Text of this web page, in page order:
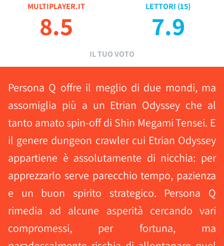
MULTIPLAYER.IT
8.5
LETTORI (15)
7.9
IL TUO VOTO
Persona Q offre il meglio di due mondi, ma
assomiglia più a un Etrian Odyssey che al
tanto amato spin-off di Shin Megami Tensei. E
il genere dungeon crawler cui Etrian Odyssey
appartiene è assolutamente di nicchia: per
apprezzarlo serve parecchio tempo, pazienza
e un buon spirito strategico. Persona Q
rimedia ad alcune asperità cercando vari
compromessi, per fortuna, ma